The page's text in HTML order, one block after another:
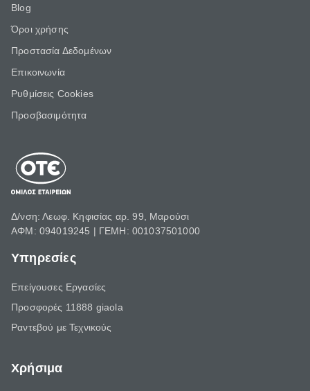
Blog
Όροι χρήσης
Προστασία Δεδομένων
Επικοινωνία
Ρυθμίσεις Cookies
Προσβασιμότητα
Δ/νση: Λεωφ. Κηφισίας αρ. 99, Μαρούσι
ΑΦΜ: 094019245 | ΓΕΜΗ: 001037501000
Υπηρεσίες
Επείγουσες Εργασίες
Προσφορές 11888 giaola
Ραντεβού με Τεχνικούς
Χρήσιμα